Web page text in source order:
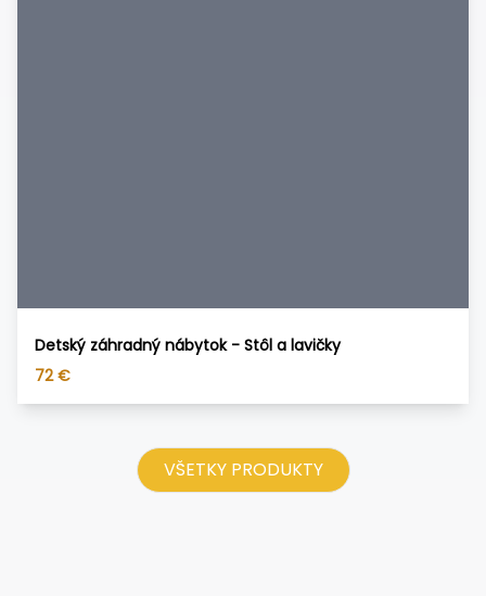
Detský záhradný nábytok - Stôl a lavičky
72 €
VŠETKY PRODUKTY